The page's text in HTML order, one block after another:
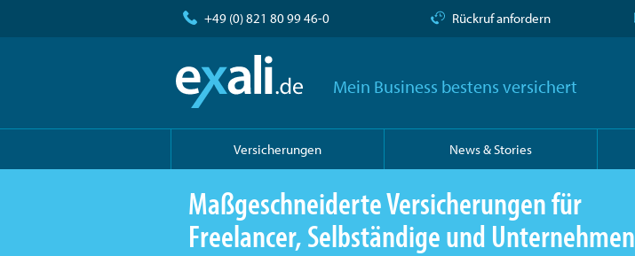
+49 (0) 821 80 99 46-0 Rückruf anfordern
Mein Business bestens versichert
Versicherungen News & Stories
Maßgeschneiderte Versicherungen für
Freelancer, Selbständige und Unternehmen